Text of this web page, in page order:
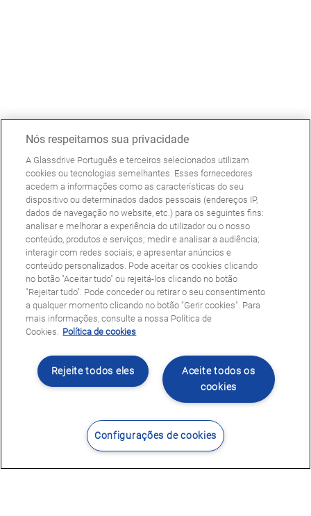
Contacte-nos Encontrar Centro
Nós respeitamos sua privacidade
A Glassdrive Português e terceiros selecionados utilizam
cookies ou tecnologias semelhantes. Esses fornecedores
acedem a informações como as características do seu
dispositivo ou determinados dados pessoais (endereços IP,
dados de navegação no website, etc.) para os seguintes fins:
analisar e melhorar a experiência do utilizador ou o nosso
conteúdo, produtos e serviços; medir e analisar a audiência;
interagir com redes sociais; e apresentar anúncios e
conteúdo personalizados. Pode aceitar os cookies clicando
no botão "Aceitar tudo" ou rejeitá-los clicando no botão
"Rejeitar tudo". Pode conceder ou retirar o seu consentimento
a qualquer momento clicando no botão "Gerir cookies". Para
mais informações, consulte a nossa Política de
Cookies. Política de cookies
Aceite todos os
cookies
Rejeite todos eles
Configurações de cookies